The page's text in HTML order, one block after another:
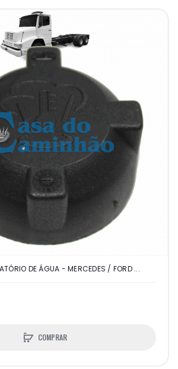
DE ÁGUA - MERCEDES / FORD ...
COMPRAR